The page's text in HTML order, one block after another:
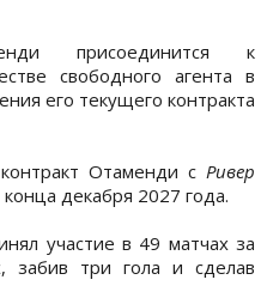
присоединится к
свободного агента в
его текущего контракта
Отаменди с Ривер
декабря 2027 года.
участие в 49 матчах за
забив три гола и сделав